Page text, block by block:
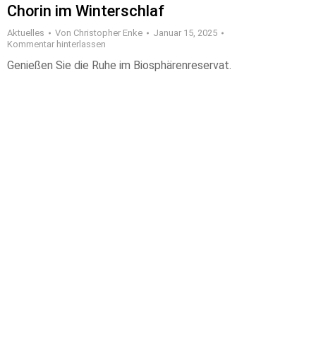
Chorin im Winterschlaf
Aktuelles Von Christopher Enke
Januar 15, 2025
Kommentar hinterlassen
Genießen Sie die Ruhe im Biosphärenreservat.